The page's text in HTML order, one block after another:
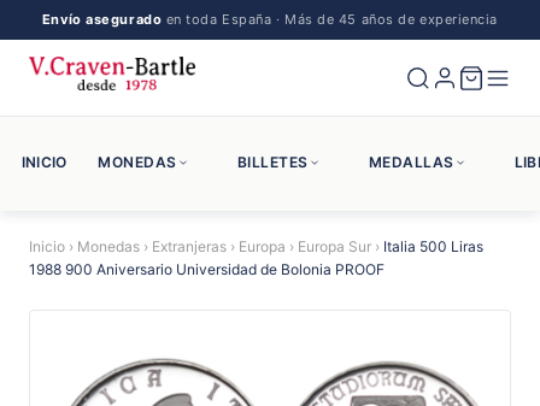
Envío asegurado en toda España · Más de 45 años de experiencia
INICIO MONEDAS BILLETES MEDALLAS
Inicio › Monedas › Extranjeras › Europa › Europa Sur › Italia 500 Liras
1988 900 Aniversario Universidad de Bolonia PROOF